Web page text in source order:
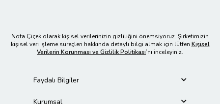
Nota Çiçek olarak kişisel verilerinizin gizliliğini önemsiyoruz. Şirketimizin
kişisel veri işleme süreçleri hakkında detaylı bilgi almak için lütfen Kişisel
Verilerin Korunması ve Gizlilik Politikası’nı inceleyiniz.
Faydalı Bilgiler
Kurumsal